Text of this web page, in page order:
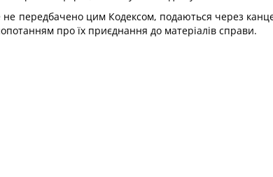
не передбачено цим Кодексом, подаються через
про їх приєднання до матеріалів справи.